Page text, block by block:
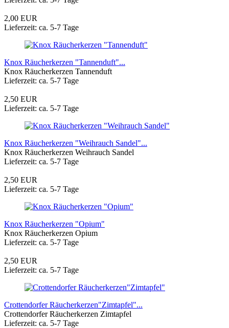
2,00 EUR
Lieferzeit: ca. 5-7 Tage
Knox Räucherkerzen "Tannenduft"...
Knox Räucherkerzen Tannenduft
Lieferzeit: ca. 5-7 Tage
2,50 EUR
Lieferzeit: ca. 5-7 Tage
Knox Räucherkerzen "Weihrauch Sandel"...
Knox Räucherkerzen Weihrauch Sandel
Lieferzeit: ca. 5-7 Tage
2,50 EUR
Lieferzeit: ca. 5-7 Tage
Knox Räucherkerzen "Opium"
Knox Räucherkerzen Opium
Lieferzeit: ca. 5-7 Tage
2,50 EUR
Lieferzeit: ca. 5-7 Tage
Crottendorfer Räucherkerzen"Zimtapfel"...
Crottendorfer Räucherkerzen Zimtapfel
Lieferzeit: ca. 5-7 Tage